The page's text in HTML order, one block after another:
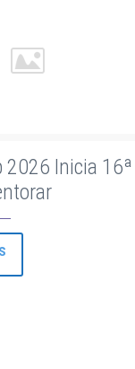
2026 Inicia 16ª